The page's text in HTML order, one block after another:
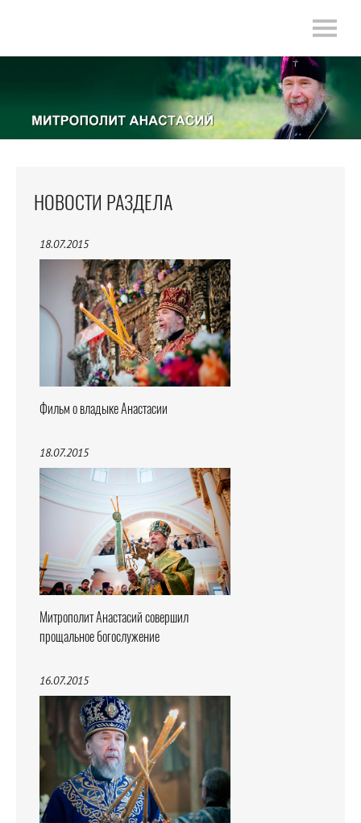
НОВОСТИ РАЗДЕЛА
18.07.2015
Фильм о владыке Анастасии
18.07.2015
Митрополит Анастасий совершил
прощальное богослужение
16.07.2015